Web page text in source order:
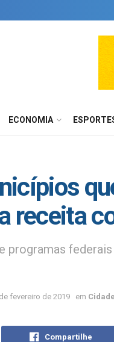
ECONOMIA
receita
programas
fevereiro de 2019 em
Compartilhe